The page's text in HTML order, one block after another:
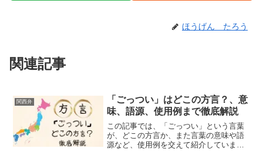
ほうげん たろう
関連記事
関西弁
「ごっつい」はどこの方言？、意
味、語源、使用例まで徹底解説
この記事では、「ごっつい」という言葉
が、どこの方言か、また言葉の意味や語
源など、使用例を交えて紹介していま